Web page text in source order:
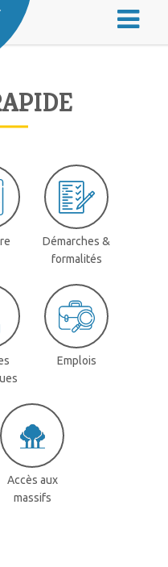
Démarches &
formalités
Emplois
Accès aux
massifs